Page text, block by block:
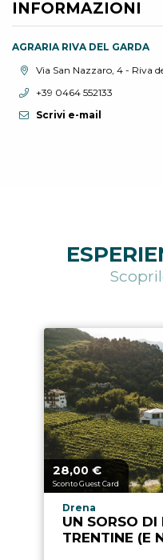
INFORMAZIONI
AGRARIA RIVA DEL GARDA
Località:Via San Nazzaro, 4 - Riva
Telefono:
+39 0464 552133
Scrivi e-mail
Prezzo a partire da
28,00 €
Sconto Guest Card
Località esperienza
Drena
UN SORSO DI
TRENTINE (E